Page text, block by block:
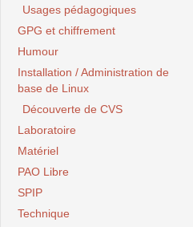
Usages pédagogiques
GPG et chiffrement
Humour
Installation / Administration de
base de Linux
Découverte de CVS
Laboratoire
Matériel
PAO Libre
SPIP
Technique